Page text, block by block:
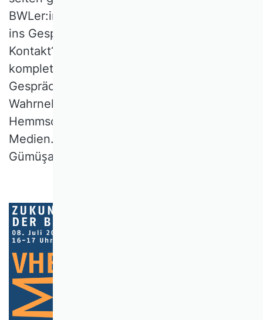
BWLer:innen und Redaktionen miteinander
ins Gespräch? Wie entsteht ein nachhaltiger
Kontakt? Mit welchem Format sollten
komplette Neulinge anfangen? Ziel des
Gesprächs war eine verstärkte gegenseitige
Wahrnehmung und der Abbau von
Hemmschwellen zwischen BWL und
Medien. Es moderierten Prof. Dr. Ali A.
Gümüşay und Prof. Dr. Fabiola Gerpott.